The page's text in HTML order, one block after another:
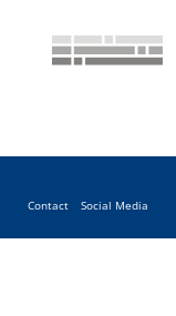
Contact Social Media